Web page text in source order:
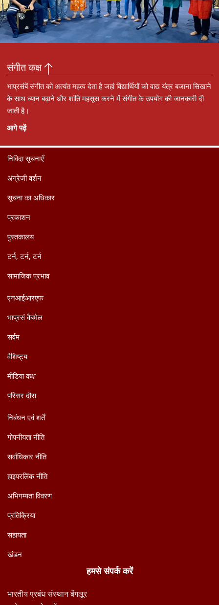
संगीत कक्ष
भाप्रसंबें संगीत को अत्यंत महत्व देता है जहां विद्यार्थियों को वाद्य यंत्र बजाना सिखाने
के साथ ध्यान बढ़ाने और शांति महसूस करने में संगीत के उपयोग की जानकारी दी
जाती है।
आगे पढ़ें
निविदा सूचनाएँ
अंग्रेजी वर्शन
सूचना का अधिकार
प्रकाशन
पुस्तकालय
टर्न, टर्न, टर्न
सामाजिक प्रभाव
एनआईआरएफ
भाप्रसं वैबमेल
सर्वम
वैशिष्ट्य
मीडिया कक्ष
परिसर दौरा
निबंधन एवं शर्तें
गोपनीयता नीति
सर्वाधिकार नीति
हाइपरलिंक नीति
अभिगम्यता विवरण
प्रतिक्रिया
सहायता
खंडन
हमसे संपर्क करें
भारतीय प्रबंध संस्थान बेंगलूर